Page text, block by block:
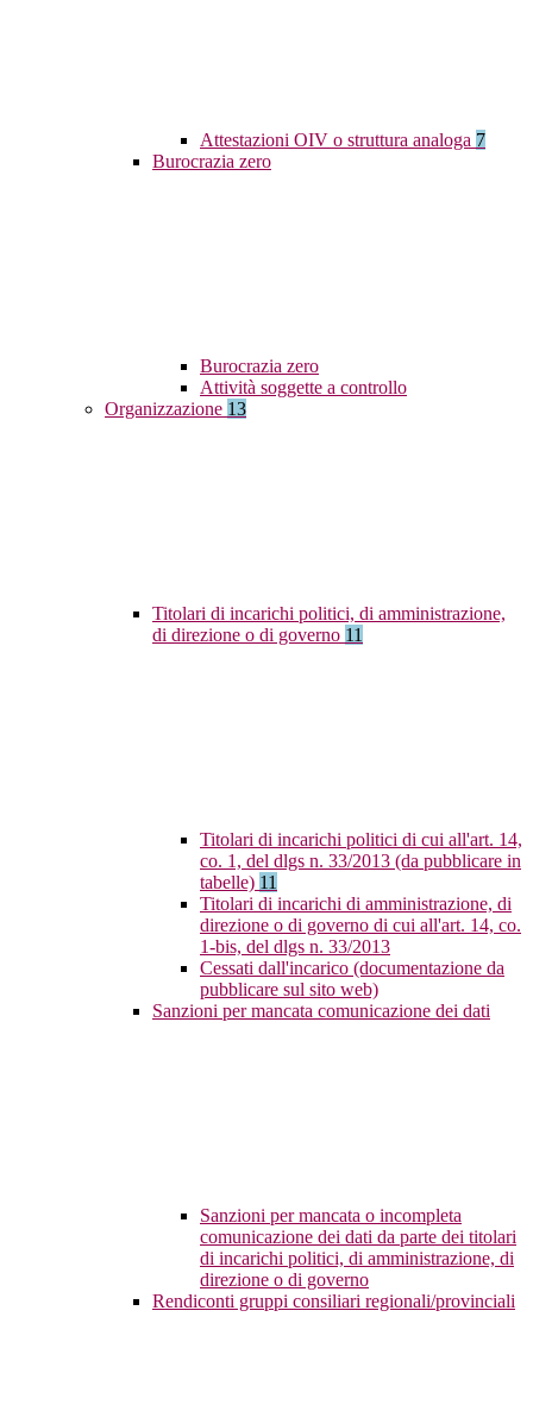
Attestazioni OIV o struttura analoga 7
Burocrazia zero
Burocrazia zero
Attività soggette a controllo
Organizzazione 13
Titolari di incarichi politici, di amministrazione,
di direzione o di governo 11
Titolari di incarichi politici di cui all'art. 14,
co. 1, del dlgs n. 33/2013 (da pubblicare in
tabelle) 11
Titolari di incarichi di amministrazione, di
direzione o di governo di cui all'art. 14, co.
1-bis, del dlgs n. 33/2013
Cessati dall'incarico (documentazione da
pubblicare sul sito web)
Sanzioni per mancata comunicazione dei dati
Sanzioni per mancata o incompleta
comunicazione dei dati da parte dei titolari
di incarichi politici, di amministrazione, di
direzione o di governo
Rendiconti gruppi consiliari regionali/provinciali